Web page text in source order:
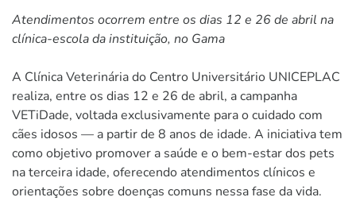
Atendimentos ocorrem entre os dias 12 e 26 de abril na
clínica-escola da instituição, no Gama
A Clínica Veterinária do Centro Universitário UNICEPLAC
realiza, entre os dias 12 e 26 de abril, a campanha
VETiDade, voltada exclusivamente para o cuidado com
cães idosos — a partir de 8 anos de idade. A iniciativa tem
como objetivo promover a saúde e o bem-estar dos pets
na terceira idade, oferecendo atendimentos clínicos e
orientações sobre doenças comuns nessa fase da vida.